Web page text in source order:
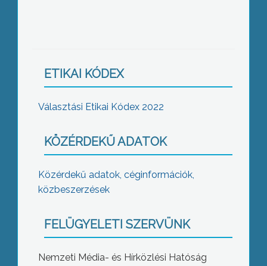
ETIKAI KÓDEX
Választási Etikai Kódex 2022
KÖZÉRDEKŰ ADATOK
Közérdekű adatok, céginformációk,
közbeszerzések
FELÜGYELETI SZERVÜNK
Nemzeti Média- és Hírközlési Hatóság